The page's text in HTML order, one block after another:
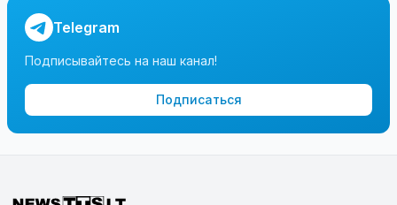
Telegram
Подписывайтесь на наш канал!
Подписаться